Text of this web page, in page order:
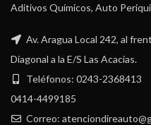
Aditivos Químicos, Auto
Av. Aragua Local 242, al
Diagonal a la E/S Las Acacias.
Teléfonos: 0243-2368413
0414-4499185
Correo: